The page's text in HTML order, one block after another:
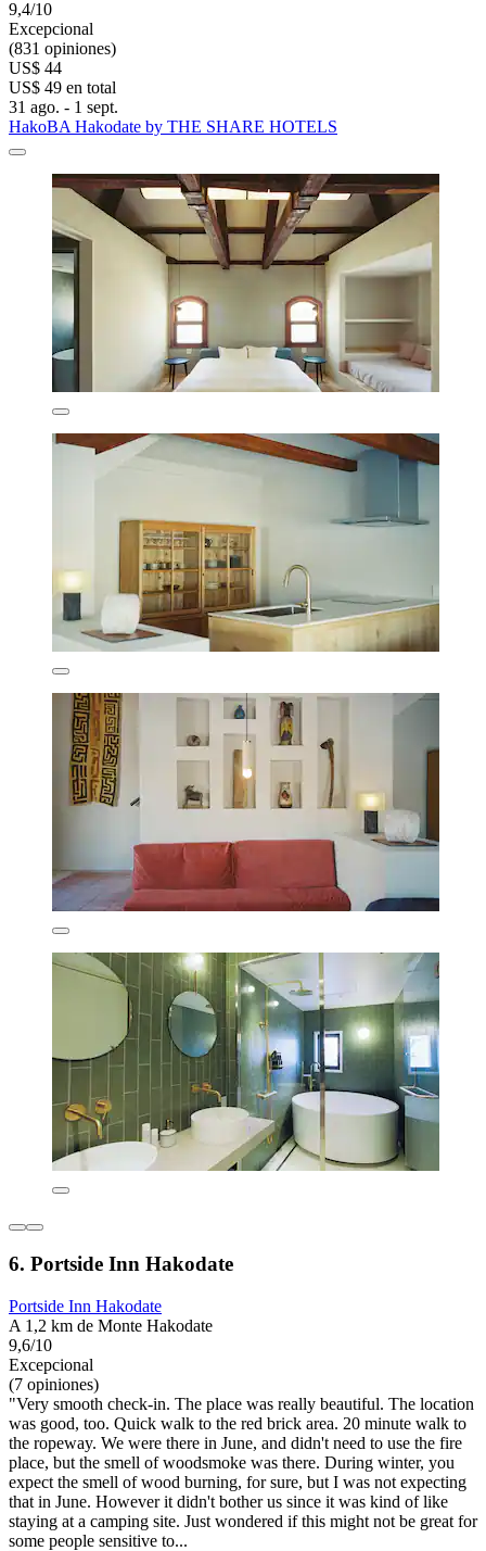
9,4/10
Excepcional
(831 opiniones)
US$ 44
US$ 49 en total
31 ago. - 1 sept.
HakoBA Hakodate by THE SHARE HOTELS
6. Portside Inn Hakodate
Portside Inn Hakodate
A 1,2 km de Monte Hakodate
9,6/10
Excepcional
(7 opiniones)
"Very smooth check-in. The place was really beautiful. The location
was good, too. Quick walk to the red brick area. 20 minute walk to
the ropeway. We were there in June, and didn't need to use the fire
place, but the smell of woodsmoke was there. During winter, you
expect the smell of wood burning, for sure, but I was not expecting
that in June. However it didn't bother us since it was kind of like
staying at a camping site. Just wondered if this might not be great for
some people sensitive to...